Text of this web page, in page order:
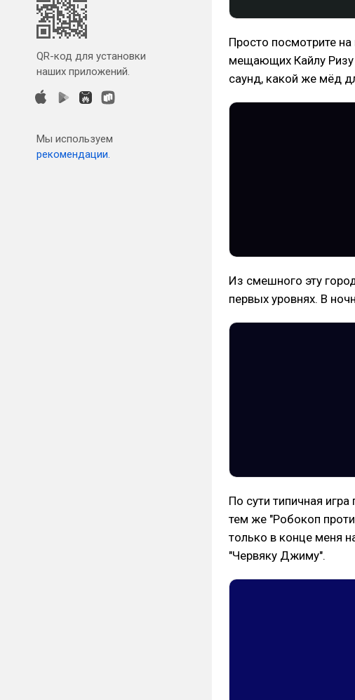
QR-код для установки
наших приложений.
Мы используем
рекомендации.
Просто посмотрите на
мещающих Кайлу Ризу
саунд, какой же мёд
Из смешного эту
первых уровнях. В
По сути типичная
тем же "Робокоп
только в конце меня
"Червяку Джиму".